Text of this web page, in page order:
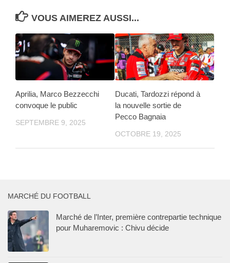
VOUS AIMEREZ AUSSI...
Aprilia, Marco Bezzecchi
convoque le public
SEPTEMBRE 9, 2025
Ducati, Tardozzi répond à
la nouvelle sortie de
Pecco Bagnaia
OCTOBRE 19, 2025
MARCHÉ DU FOOTBALL
Marché de l’Inter, première contrepartie technique
pour Muharemovic : Chivu décide